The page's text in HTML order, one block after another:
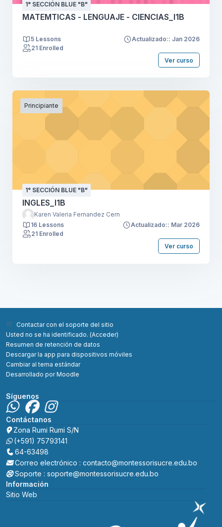
1° SECCIÓN BLUE "B"
MATEMTICAS - LENGUAJE - CIENCIAS_I1B
5 Lessons
Actualizado:: Jan 2026
21 Enrolled
Ver curso
Principiante
1° SECCIÓN BLUE "B"
INGLES_I1B
Karen Valeria Fernandez Cern
16 Lessons
Actualizado:: Mar 2026
21 Enrolled
Ver curso
Contactar con el soporte del sitio
Usted no se ha identificado. (Acceder)
Resumen de retención de datos
Descargar la app para dispositivos móviles
Cambiar al tema estándar
Desarrollado porMoodle
Información
Sitio Web
Contáctanos
Zona Rumi Rumi S/N
(+591) 75793141
64-63498
Correo electrónico : contacto@montessorisucre.edu.bo
Soporte : soporte@montessorisucre.edu.bo
Síguenos